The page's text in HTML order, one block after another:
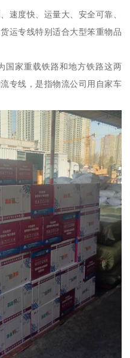
速度快、运量大、安全可靠、
运专线特别适合大型笨重物品
国家重载铁路和地方铁路这两
专线，是指物流公司用自家车